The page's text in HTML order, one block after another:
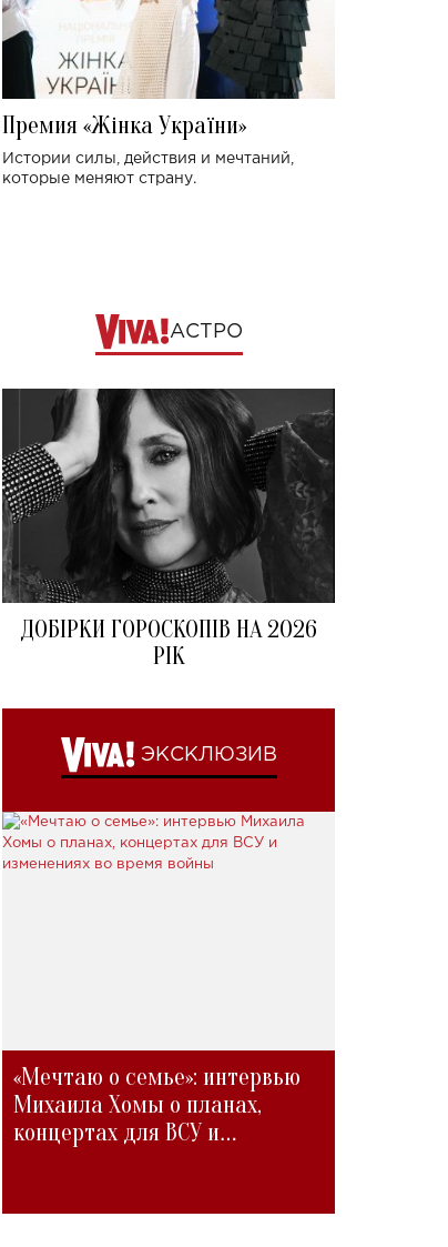
Премия «Жінка України»
Истории силы, действия и мечтаний,
которые меняют страну.
АСТРО
ДОБІРКИ ГОРОСКОПІВ НА 2026
РІК
ЭКСКЛЮЗИВ
«Мечтаю о семье»: интервью
Михаила Хомы о планах,
концертах для ВСУ и